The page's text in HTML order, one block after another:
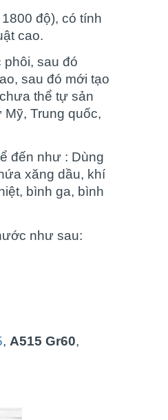
độ), có tính
cao.
phôi, sau đó
sau đó mới tạo
thể tự sản
Trung quốc,
đến như : Dùng
xăng dầu, khí
bình ga, bình
như sau:
, A515 Gr60,